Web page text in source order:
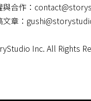
合作：
章：
Inc. All Rights